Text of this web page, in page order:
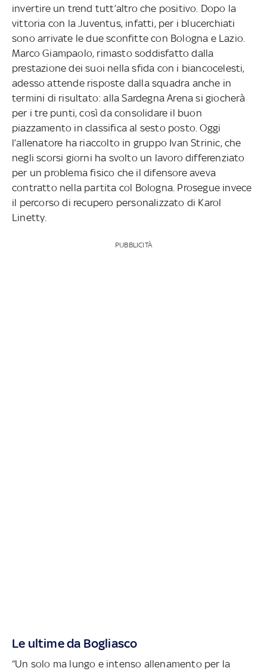
invertire un trend tutt’altro che positivo. Dopo la
vittoria con la Juventus, infatti, per i blucerchiati
sono arrivate le due sconfitte con Bologna e Lazio.
Marco Giampaolo, rimasto soddisfatto dalla
prestazione dei suoi nella sfida con i biancocelesti,
adesso attende risposte dalla squadra anche in
termini di risultato: alla Sardegna Arena si giocherà
per i tre punti, così da consolidare il buon
piazzamento in classifica al sesto posto. Oggi
l’allenatore ha riaccolto in gruppo Ivan Strinic, che
negli scorsi giorni ha svolto un lavoro differenziato
per un problema fisico che il difensore aveva
contratto nella partita col Bologna. Prosegue invece
il percorso di recupero personalizzato di Karol
Linetty.
PUBBLICITÀ
Le ultime da Bogliasco
“Un solo ma lungo e intenso allenamento per la